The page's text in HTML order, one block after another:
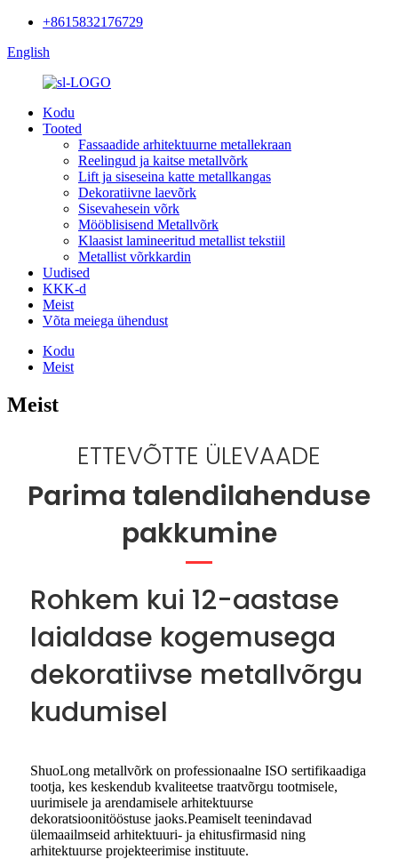
+8615832176729
English
Kodu
Tooted
Fassaadide arhitektuurne metallekraan
Reelingud ja kaitse metallvõrk
Lift ja siseseina katte metallkangas
Dekoratiivne laevõrk
Sisevahesein võrk
Mööblisisend Metallvõrk
Klaasist lamineeritud metallist tekstiil
Metallist võrkkardin
Uudised
KKK-d
Meist
Võta meiega ühendust
Kodu
Meist
Meist
ETTEVÕTTE ÜLEVAADE
Parima talendilahenduse
pakkumine
Rohkem kui 12-aastase
laialdase kogemusega
dekoratiivse metallvõrgu
kudumisel
ShuoLong metallvõrk on professionaalne ISO sertifikaadiga
tootja, kes keskendub kvaliteetse traatvõrgu tootmisele,
uurimisele ja arendamisele arhitektuurse
dekoratsioonitööstuse jaoks.Peamiselt teenindavad
ülemaailmseid arhitektuuri- ja ehitusfirmasid ning
arhitektuurse projekteerimise instituute.